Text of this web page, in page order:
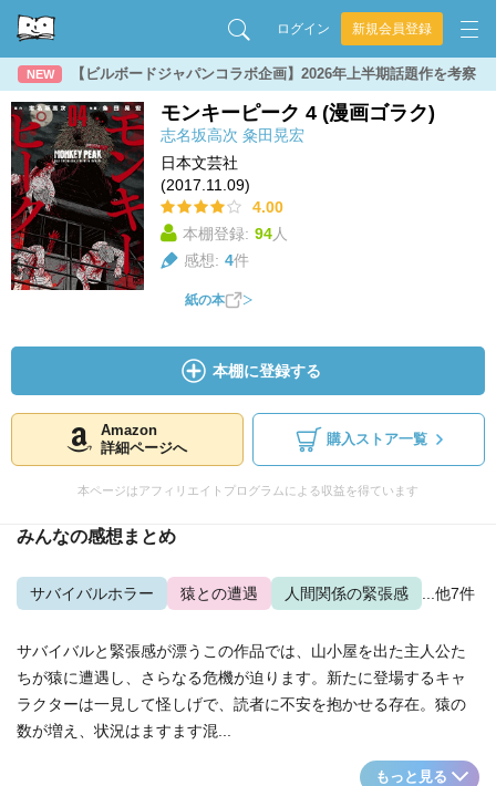
ログイン 新規会員登録
NEW 【ビルボードジャパンコラボ企画】2026年上半期話題作を考察
モンキーピーク 4 (漫画ゴラク)
志名坂高次 粂田晃宏
日本文芸社
(2017.11.09)
4.00
本棚登録: 94人
感想: 4件
紙の本
本棚に登録する
Amazon
詳細ページへ
購入ストア一覧
本ページはアフィリエイトプログラムによる収益を得ています
みんなの感想まとめ
サバイバルホラー 猿との遭遇 人間関係の緊張感 ...他7件
サバイバルと緊張感が漂うこの作品では、山小屋を出た主人公た
ちが猿に遭遇し、さらなる危機が迫ります。新たに登場するキャ
ラクターは一見して怪しげで、読者に不安を抱かせる存在。猿の
数が増え、状況はますます混...
もっと見る